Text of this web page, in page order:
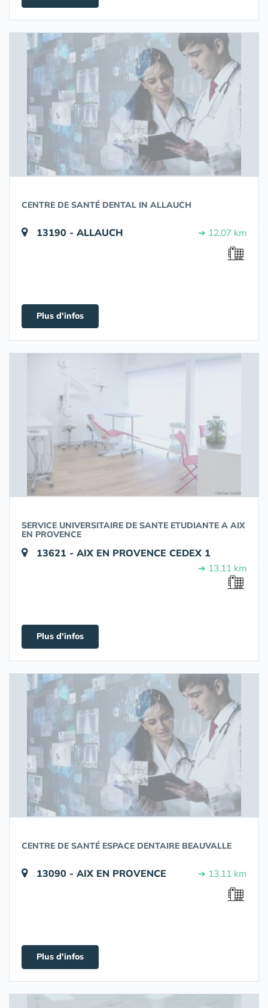
CENTRE DE SANTÉ DENTAL IN ALLAUCH
13190 - ALLAUCH ➔ 12.07 km
Plus d'infos
SERVICE UNIVERSITAIRE DE SANTE ETUDIANTE A AIX
EN PROVENCE
13621 - AIX EN PROVENCE CEDEX 1
➔ 13.11 km
Plus d'infos
CENTRE DE SANTÉ ESPACE DENTAIRE BEAUVALLE
13090 - AIX EN PROVENCE ➔ 13.11 km
Plus d'infos